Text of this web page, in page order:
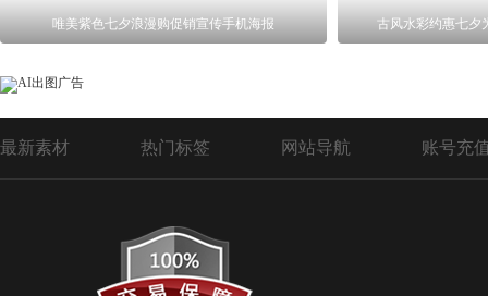
唯美紫色七夕浪漫购促销宣传手机海报 古风水彩约惠七夕
最新素材 热门标签 网站导航 账号充